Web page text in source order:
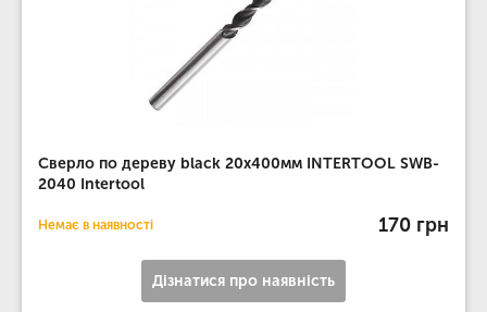
Сверло по дереву black 20x400мм INTERTOOL SWB-
2040 Intertool
Немає в наявності 170 грн
Дізнатися про наявність